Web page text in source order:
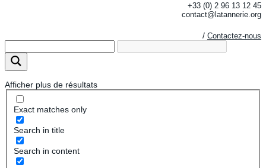
+33 (0) 2 96 13 12 45
contact@latannerie.org
/ Contactez-nous
Afficher plus de résultats
Exact matches only
Search in title
Search in content